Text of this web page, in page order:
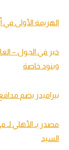
الهزيمة الأولى في
وبنود خاصة
بيراميدز يضم
مصدر بـ الأهلي
السيد